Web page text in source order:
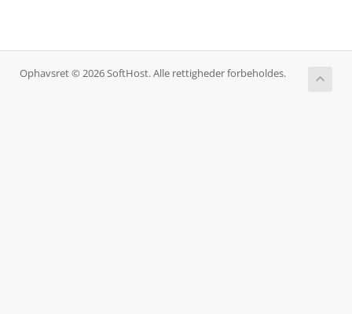
Ophavsret © 2026 SoftHost. Alle rettigheder forbeholdes.